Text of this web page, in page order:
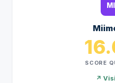
MI
SCORE
↗